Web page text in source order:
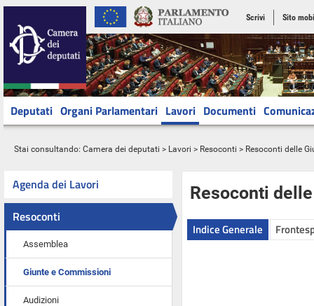
Scrivi Sito
Deputati Organi Parlamentari Lavori Documenti
Stai consultando: Camera dei deputati > Lavori > Resoconti > Resoconti delle
Agenda dei Lavori
Resoconti
Assemblea
Giunte e Commissioni
Audizioni
Resoconti
Indice Generale